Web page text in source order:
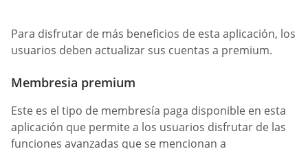
Para disfrutar de más beneficios de esta aplicación, los
usuarios deben actualizar sus cuentas a premium.
Membresia premium
Este es el tipo de membresía paga disponible en esta
aplicación que permite a los usuarios disfrutar de las
funciones avanzadas que se mencionan a